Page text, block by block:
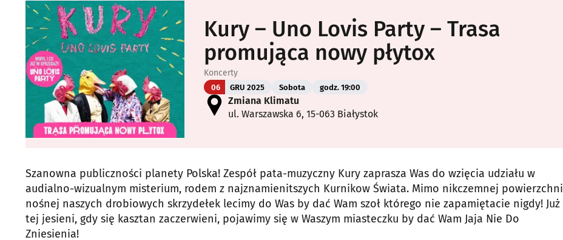
Kury – Uno Lovis Party – Trasa
promująca nowy płytox
Koncerty
06 GRU 2025 Sobota godz. 19:00
Zmiana Klimatu
ul. Warszawska 6, 15-063 Białystok
Szanowna publiczności planety Polska! Zespół pata-muzyczny Kury zaprasza Was do wzięcia udziału w
audialno-wizualnym misterium, rodem z najznamienitszych Kurnikow Świata. Mimo nikczemnej powierzchni
nośnej naszych drobiowych skrzydełek lecimy do Was by dać Wam szoł którego nie zapamiętacie nigdy! Już
tej jesieni, gdy się kasztan zaczerwieni, pojawimy się w Waszym miasteczku by dać Wam Jaja Nie Do
Zniesienia!